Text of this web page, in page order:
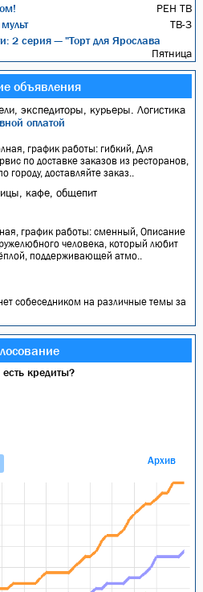
РЕН ТВ
ТВ-3
2 серия — "Торт для Ярослава
Пятница
объявления
экспедиторы, курьеры. Логистика
оплатой
график работы: гибкий, Для
по доставке заказов из ресторанов,
городу, доставляйте заказ..
кафе, общепит
график работы: сменный, Описание
человека, который любит
поддерживающей атмо..
собеседником на различные темы за
кредиты?
Архив